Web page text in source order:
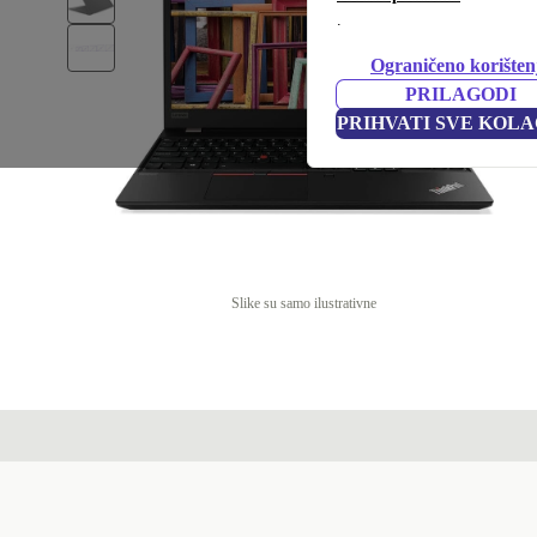
.
Ograničeno
PRILAGODI
PRIHVATI SVE
Slike su samo ilustrativne